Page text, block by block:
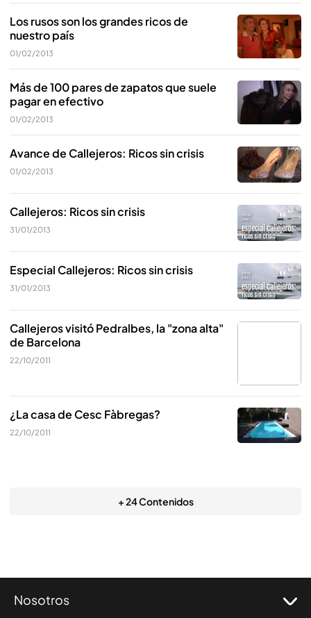
Los rusos son los grandes ricos de
nuestro país
01/02/2013
Más de 100 pares de zapatos que suele
pagar en efectivo
01/02/2013
Avance de Callejeros: Ricos sin crisis
01/02/2013
Callejeros: Ricos sin crisis
31/01/2013
Especial Callejeros: Ricos sin crisis
31/01/2013
Callejeros visitó Pedralbes, la "zona alta"
de Barcelona
22/10/2011
¿La casa de Cesc Fàbregas?
22/10/2011
+ 24 Contenidos
Nosotros